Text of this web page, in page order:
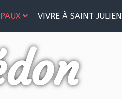
VIVRE À SAINT JULIEN